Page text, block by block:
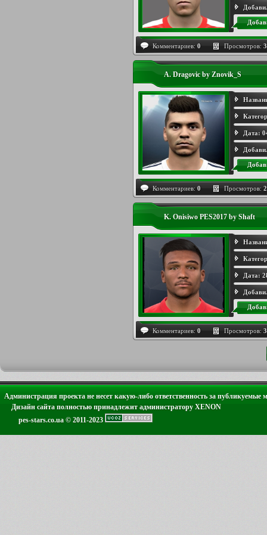
Комментариев: 0 Просмотров:
A. Dragovic by Znovik_S
Дата:
Комментариев: 0 Просмотров:
K. Onisiwo PES2017 by Shaft
Дата:
Комментариев: 0 Просмотров:
Администрация проекта не несет какую-либо ответственность за публикуемые
Дизайн сайта полностью принадлежит администратору XENON
pes-stars.co.ua © 2011-2023